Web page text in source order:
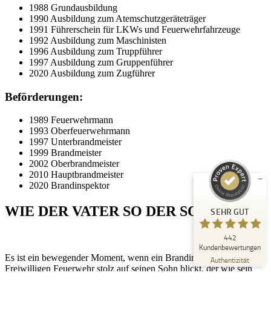
1988 Grundausbildung
1990 Ausbildung zum Atemschutzgeräteträger
1991 Führerschein für LKWs und Feuerwehrfahrzeuge
1992 Ausbildung zum Maschinisten
1996 Ausbildung zum Truppführer
1997 Ausbildung zum Gruppenführer
2020 Ausbildung zum Zugführer
Beförderungen:
1989 Feuerwehrmann
1993 Oberfeuerwehrmann
1997 Unterbrandmeister
1999 Brandmeister
2002 Oberbrandmeister
2010 Hauptbrandmeister
2020 Brandinspektor
WIE DER VATER SO DER SOHN
Es ist ein bewegender Moment, wenn ein Brandinspektor der
Freiwilligen Feuerwehr stolz auf seinen Sohn blickt, der wie sein
SEHR GUT
442
Kundenbewertungen
Authentizität
Empfehlungen auf
ProvenExpert.com
Bewertungen auf ProvenExpert.com
Blick aufs ProvenExpert-Profil werfen
22.07.2026